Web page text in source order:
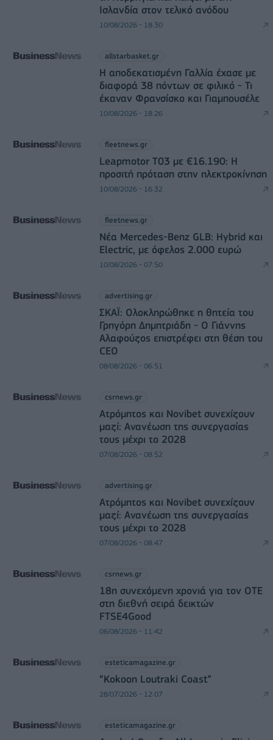
Ισλανδία στον τελικό ανόδου
10/08/2026 - 18:30
allstarbasket.gr
Η αποδεκατισμένη Γαλλία έχασε με
διαφορά 38 πόντων σε φιλικό - Τι
έκαναν Φρανσίσκο και Γιαμπουσέλε
10/08/2026 - 18:26
fleetnews.gr
Leapmotor T03 με €16.190: Η
προσιτή πρόταση στην ηλεκτροκίνηση
10/08/2026 - 16:32
fleetnews.gr
Νέα Mercedes-Benz GLB: Hybrid και
Electric, με όφελος 2.000 ευρώ
10/08/2026 - 07:50
advertising.gr
ΣΚΑΪ: Ολοκληρώθηκε η θητεία του
Γρηγόρη Δημητριάδη - Ο Γιάννης
Αλαφούζος επιστρέφει στη θέση του
CEO
08/08/2026 - 06:51
csrnews.gr
Ατρόμητος και Novibet συνεχίζουν
μαζί: Ανανέωση της συνεργασίας
τους μέχρι το 2028
07/08/2026 - 08:52
advertising.gr
Ατρόμητος και Novibet συνεχίζουν
μαζί: Ανανέωση της συνεργασίας
τους μέχρι το 2028
07/08/2026 - 08:47
csrnews.gr
18η συνεχόμενη χρονιά για τον ΟΤΕ
στη διεθνή σειρά δεικτών
FTSE4Good
06/08/2026 - 11:42
esteticamagazine.gr
“Kokoon Loutraki Coast”
28/07/2026 - 12:07
esteticamagazine.gr